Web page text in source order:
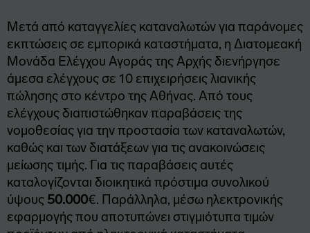
Μετά από καταγγελίες καταναλωτών για παράνομες
εκπτώσεις σε εμπορικά καταστήματα, η Διατομεακή
Μονάδα Ελέγχου Αγοράς της Αρχής διενήργησε
άμεσα ελέγχους σε 10 επιχειρήσεις λιανικής
πώλησης στο κέντρο της Αθήνας. Από τους
ελέγχους διαπιστώθηκαν παραβάσεις της
νομοθεσίας για την προστασία των καταναλωτών,
καθώς και των διατάξεων για τις ανακοινώσεις
μείωσης τιμής. Για τις παραβάσεις αυτές
καταλογίζονται διοικητικά πρόστιμα συνολικού
ύψους 50.000€. Παράλληλα, μέσω ηλεκτρονικής
εφαρμογής που αποτυπώνει στιγμιότυπα τιμών